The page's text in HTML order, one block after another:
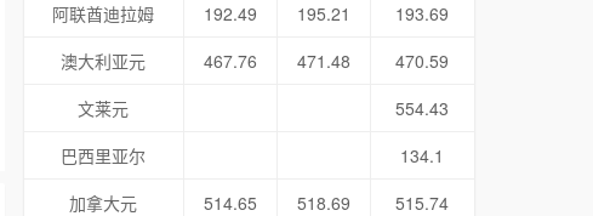
阿联酋迪拉姆
192.49 195.21
193.69
澳大利亚元
467.76 471.48
470.59
文莱元
554.43
巴西里亚尔
134.1
加拿大元
514.65 518.69
515.74